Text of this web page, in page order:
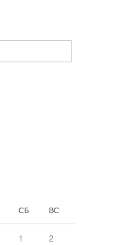
СБ ВС
1 2